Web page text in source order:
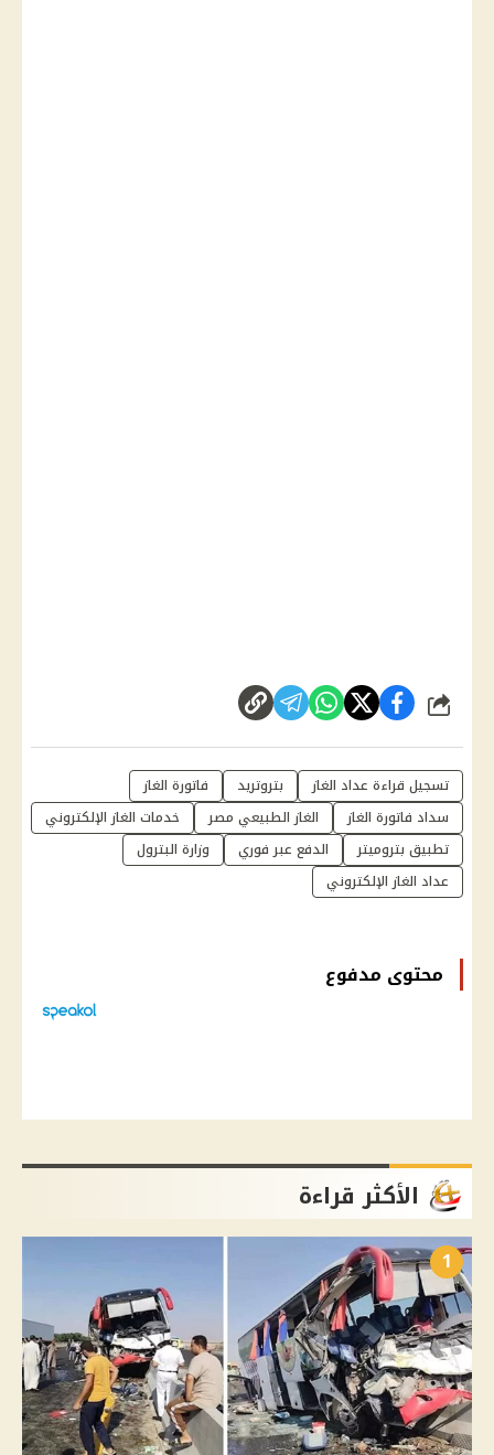
شارك
تسجيل قراءة عداد الغاز بتروتريد
فاتورة الغاز
سداد فاتورة الغاز
الغاز الطبيعي مصر
خدمات الغاز الإلكتروني
تطبيق بتروميتر
الدفع عبر فوري
وزارة البترول
عداد الغاز الإلكتروني
محتوى مدفوع
الأكثر قراءة
1